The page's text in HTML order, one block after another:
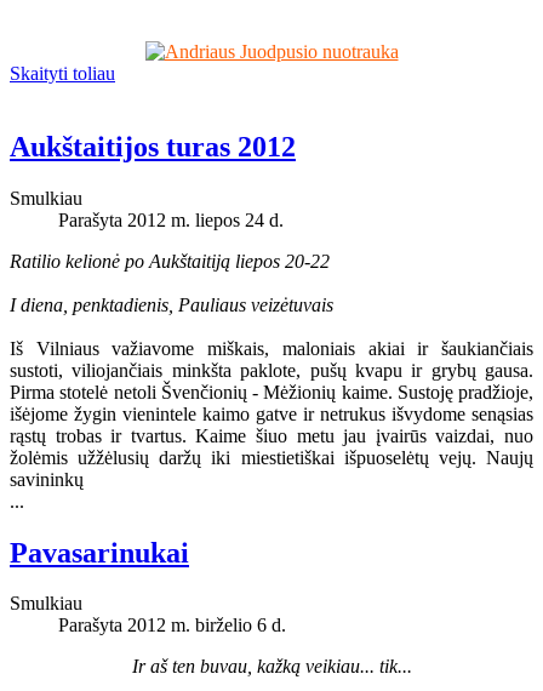
Skaityti toliau
Aukštaitijos turas 2012
Smulkiau
Parašyta 2012 m. liepos 24 d.
Ratilio kelionė po Aukštaitiją liepos 20-22
I diena, penktadienis, Pauliaus veizėtuvais
Iš Vilniaus važiavome miškais, maloniais akiai ir šaukiančiais
sustoti, viliojančiais minkšta paklote, pušų kvapu ir grybų gausa.
Pirma stotelė netoli Švenčionių - Mėžionių kaime. Sustoję pradžioje,
išėjome žygin vienintele kaimo gatve ir netrukus išvydome senąsias
rąstų trobas ir tvartus. Kaime šiuo metu jau įvairūs vaizdai, nuo
žolėmis užžėlusių daržų iki miestietiškai išpuoselėtų vejų. Naujų
savininkų
...
Pavasarinukai
Smulkiau
Parašyta 2012 m. birželio 6 d.
Ir aš ten buvau, kažką veikiau... tik...